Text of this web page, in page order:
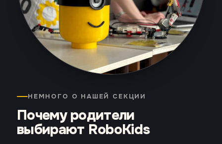
НЕМНОГО О НАШЕЙ СЕКЦИИ
Почему родители
выбирают RoboKids